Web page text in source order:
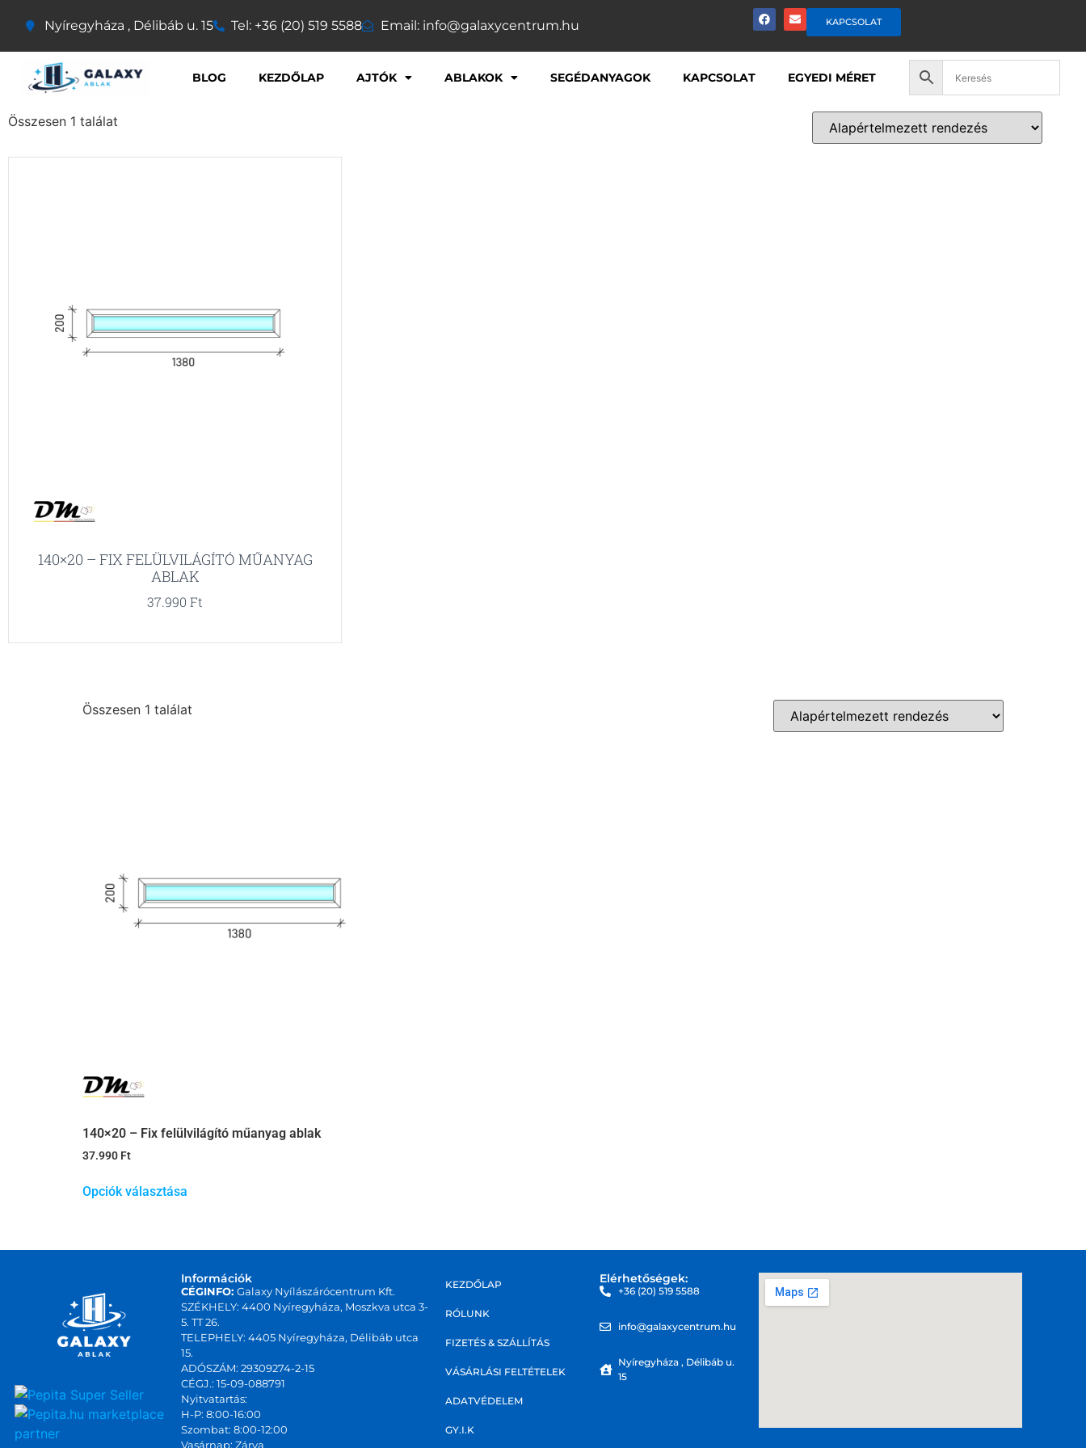
Nyíregyháza , Délibáb u. 15 Tel: +36 (20) 519 5588 Email: info@galaxycentrum.hu KAPCSOLAT
BLOG KEZDŐLAP AJTÓK ABLAKOK SEGÉDANYAGOK KAPCSOLAT EGYEDI MÉRET
Összesen 1 találat
140×20 – FIX FELÜLVILÁGÍTÓ MŰANYAG
ABLAK
37.990Ft
Összesen 1 találat
140×20 – Fix felülvilágító műanyag ablak
37.990 Ft
Opciók választása
marketplace
partner
Információk
CÉGINFO:Galaxy Nyílászárócentrum Kft.
SZÉKHELY: 4400 Nyíregyháza, Moszkva utca 3-
5. TT 26.
TELEPHELY: 4405 Nyíregyháza, Délibáb utca
15.
ADÓSZÁM: 29309274-2-15
CÉGJ.: 15-09-088791
Nyitvatartás:
H-P: 8:00-16:00
Szombat: 8:00-12:00
Vasárnap: Zárva
KEZDŐLAP
RÓLUNK
FIZETÉS & SZÁLLÍTÁS
VÁSÁRLÁSI FELTÉTELEK
ADATVÉDELEM
GY.I.K
Elérhetőségek:
+36 (20) 519 5588
info@galaxycentrum.hu
Nyíregyháza , Délibáb u.
15